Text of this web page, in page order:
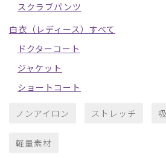
スクラブパンツ
白衣（レディース）すべて
ドクターコート
ジャケット
ショートコート
ノンアイロン ストレッチ
軽量素材